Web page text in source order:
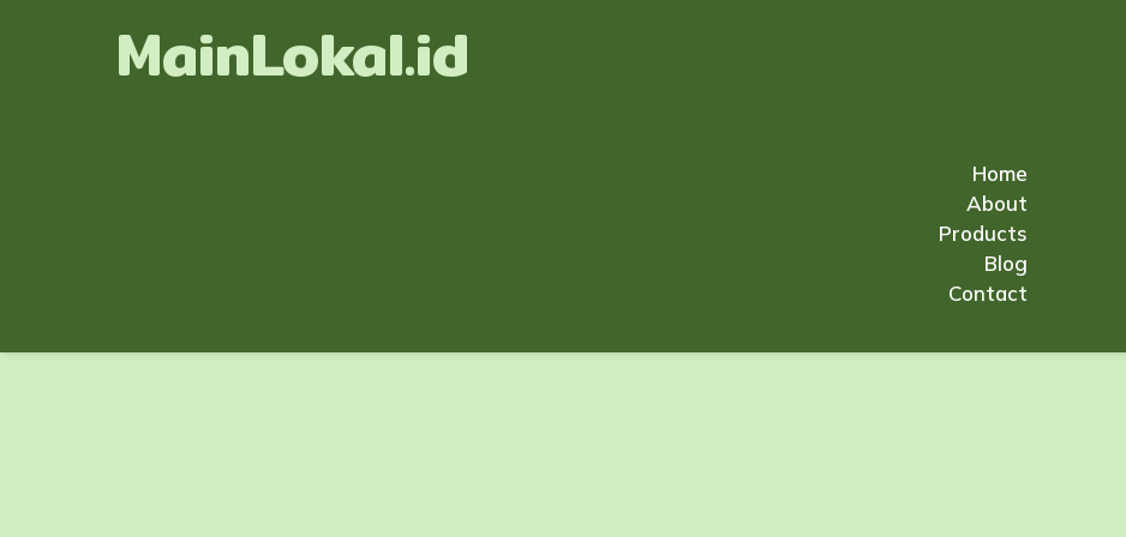
MainLokal.id
Home
About
Products
Blog
Contact